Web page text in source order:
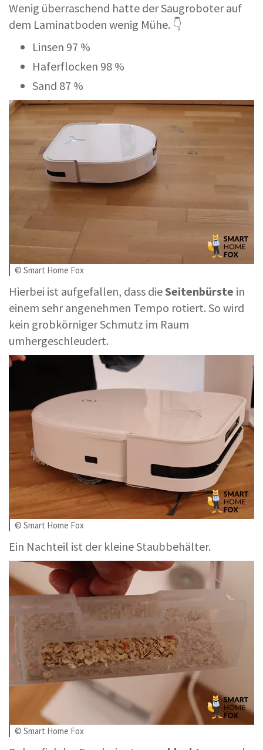
Wenig überraschend hatte der Saugroboter auf
dem Laminatboden wenig Mühe. 👇
Linsen 97 %
Haferflocken 98 %
Sand 87 %
© Smart Home Fox
Hierbei ist aufgefallen, dass dieSeitenbürste in
einem sehr angenehmen Tempo rotiert. So wird
kein grobkörniger Schmutz im Raum
umhergeschleudert.
© Smart Home Fox
Ein Nachteil ist der kleine Staubbehälter.
© Smart Home Fox